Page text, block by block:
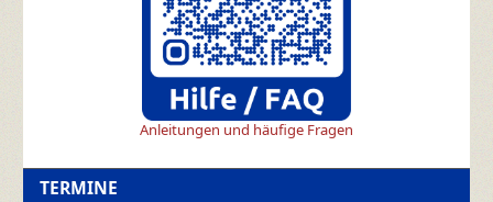
Anleitungen und häufige Fragen
TERMINE